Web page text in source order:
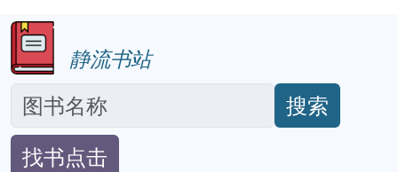
静流书站
搜索
找书点击